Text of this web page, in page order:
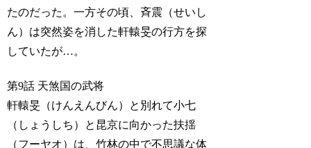
たのだった。一方その頃、斉震（せいし
ん）は突然姿を消した軒轅旻の行方を探
していたが…。
第9話 天煞国の武将
軒轅旻（けんえんびん）と別れて小七
（しょうしち）と昆京に向かった扶揺
（フーヤオ）は、竹林の中で不思議な体